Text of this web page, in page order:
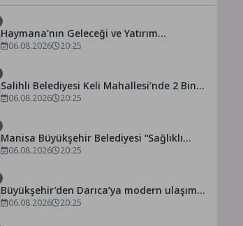
Haymana’nın Geleceği ve Yatırım
Potansiyeli Masaya Yatırıldı
06.08.2026 20:25
Salihli Belediyesi Keli Mahallesi’nde 2 Bin
250 Ton Sıcak Asfalt Çalışmasını
06.08.2026 20:25
Manisa Büyükşehir Belediyesi “Sağlıklı
İşyeri” Sertifikasını Aldı
06.08.2026 20:25
Büyükşehir’den Darıca’ya modern ulaşım
yatırımı
06.08.2026 20:25